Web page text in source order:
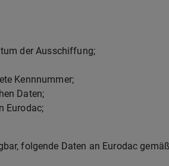
der Ausschiffung;
Kennnummer;
Daten;
Eurodac;
folgende Daten an Eurodac